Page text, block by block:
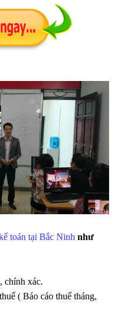
toán tại Bắc Ninh như
chính xác.
( Báo cáo thuế tháng,